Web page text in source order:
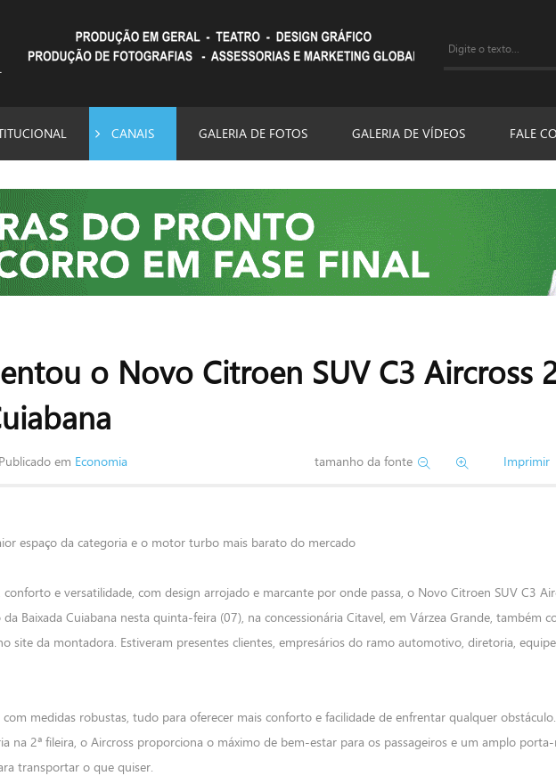
CANAIS GALERIA DE FOTOS GALERIA DE VÍDEOS FALE
o Novo Citroen SUV C3 Aircross
Publicado em Economia tamanho da fonte Imprimir
espaço da categoria e o motor turbo mais barato do mercado
e versatilidade, com design arrojado e marcante por onde passa, o Novo Citroen SUV C3
Baixada Cuiabana nesta quinta-feira (07), na concessionária Citavel, em Várzea Grande, também
site da montadora. Estiveram presentes clientes, empresários do ramo automotivo, diretoria,
medidas robustas, tudo para oferecer mais conforto e facilidade de enfrentar qualquer
na 2ª fileira, o Aircross proporciona o máximo de bem-estar para os passageiros e um amplo
transportar o que quiser.